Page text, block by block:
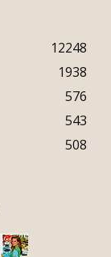
12248
1938
576
543
508